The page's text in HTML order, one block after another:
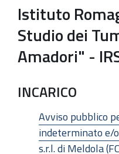
Istituto
Studio dei
Amadori" -
INCARICO
Avviso pubblico
indeterminato e/
s.r.l. di Meldola